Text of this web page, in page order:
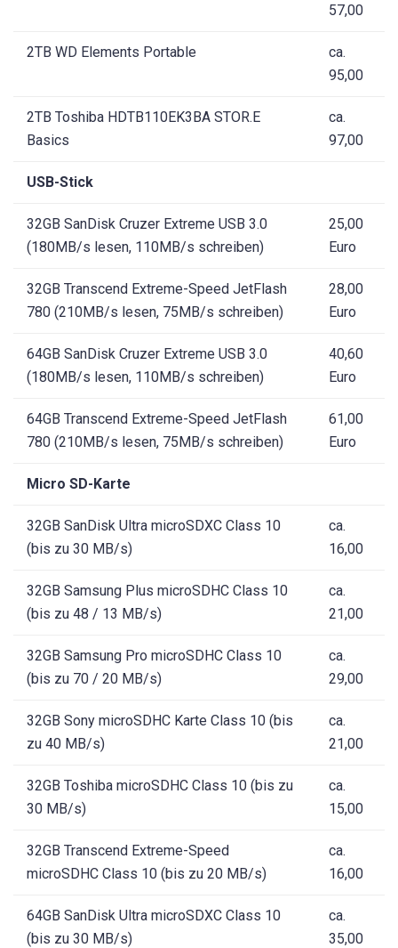
57,00
2TB WD Elements Portable
ca.
95,00
2TB Toshiba HDTB110EK3BA STOR.E
Basics
ca.
97,00
USB-Stick
32GB SanDisk Cruzer Extreme USB 3.0
(180MB/s lesen, 110MB/s schreiben)
25,00
Euro
32GB Transcend Extreme-Speed JetFlash
780 (210MB/s lesen, 75MB/s schreiben)
28,00
Euro
64GB SanDisk Cruzer Extreme USB 3.0
(180MB/s lesen, 110MB/s schreiben)
40,60
Euro
64GB Transcend Extreme-Speed JetFlash
780 (210MB/s lesen, 75MB/s schreiben)
61,00
Euro
Micro SD-Karte
32GB SanDisk Ultra microSDXC Class 10
(bis zu 30 MB/s)
ca.
16,00
32GB Samsung Plus microSDHC Class 10
(bis zu 48 / 13 MB/s)
ca.
21,00
32GB Samsung Pro microSDHC Class 10
(bis zu 70 / 20 MB/s)
ca.
29,00
32GB Sony microSDHC Karte Class 10 (bis
zu 40 MB/s)
ca.
21,00
32GB Toshiba microSDHC Class 10 (bis zu
30 MB/s)
ca.
15,00
32GB Transcend Extreme-Speed
microSDHC Class 10 (bis zu 20 MB/s)
ca.
16,00
64GB SanDisk Ultra microSDXC Class 10
(bis zu 30 MB/s)
ca.
35,00